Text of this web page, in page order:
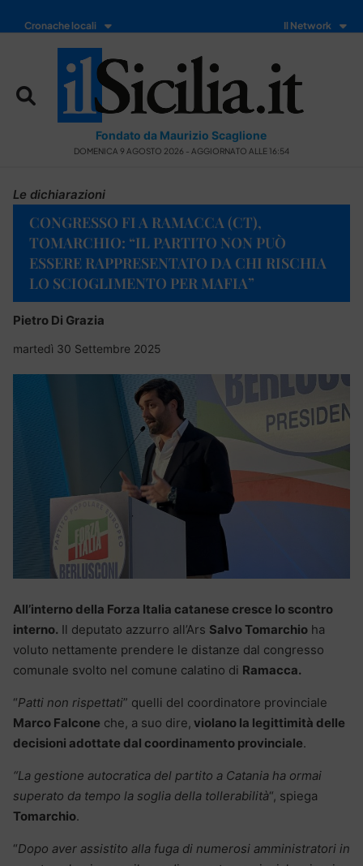
Cronache locali Il Network
Fondato da Maurizio Scaglione
DOMENICA 9 AGOSTO 2026 - AGGIORNATO ALLE 16:54
Le dichiarazioni
CONGRESSO FI A RAMACCA (CT),
TOMARCHIO: “IL PARTITO NON PUÒ
ESSERE RAPPRESENTATO DA CHI RISCHIA
LO SCIOGLIMENTO PER MAFIA”
Pietro Di Grazia
martedì 30 Settembre 2025
All’interno della Forza Italia catanese cresce lo scontro
interno. Il deputato azzurro all’Ars Salvo Tomarchio ha
voluto nettamente prendere le distanze dal congresso
comunale svolto nel comune calatino di Ramacca.
“Patti non rispettati” quelli del coordinatore provinciale
Marco Falcone che, a suo dire, violano la legittimità delle
decisioni adottate dal coordinamento provinciale.
“La gestione autocratica del partito a Catania ha ormai
superato da tempo la soglia della tollerabilità“, spiega
Tomarchio.
“Dopo aver assistito alla fuga di numerosi amministratori in